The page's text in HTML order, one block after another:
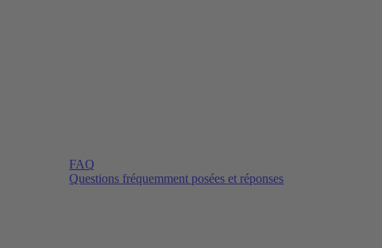
FAQ
Questions fréquemment posées et réponses